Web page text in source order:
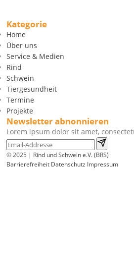
Kategorie
Home
Über uns
Service & Medien
Rind
Schwein
Tiergesundheit
Termine
Projekte
Newsletter abnonnieren
Lorem ipsum dolor sit amet,
© 2025 | Rind und Schwein e.V. (BRS)
Barrierefreiheit Datenschutz Impressum